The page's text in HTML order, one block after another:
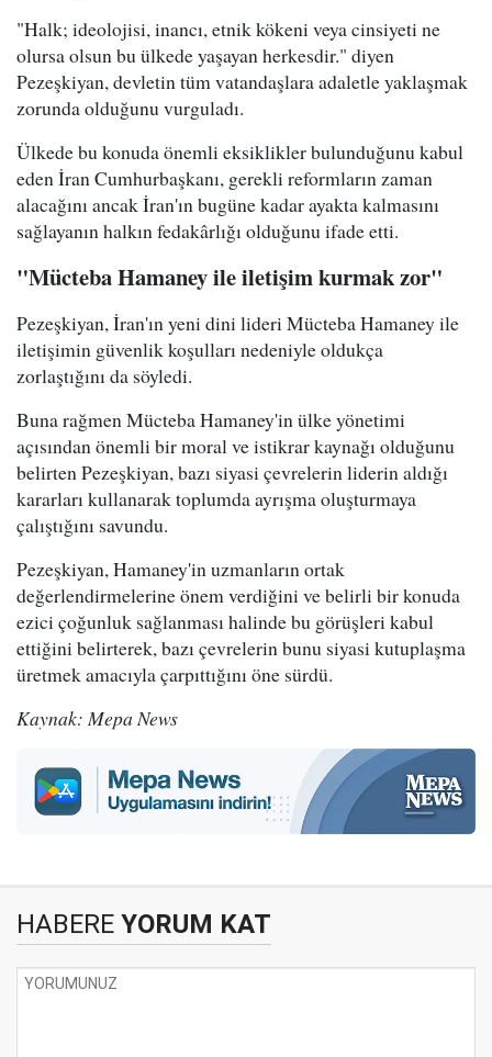
"Halk; ideolojisi, inancı, etnik kökeni veya cinsiyeti ne
olursa olsun bu ülkede yaşayan herkesdir." diyen
Pezeşkiyan, devletin tüm vatandaşlara adaletle yaklaşmak
zorunda olduğunu vurguladı.
Ülkede bu konuda önemli eksiklikler bulunduğunu kabul
eden İran Cumhurbaşkanı, gerekli reformların zaman
alacağını ancak İran'ın bugüne kadar ayakta kalmasını
sağlayanın halkın fedakârlığı olduğunu ifade etti.
"Mücteba Hamaney ile iletişim kurmak zor"
Pezeşkiyan, İran'ın yeni dini lideri Mücteba Hamaney ile
iletişimin güvenlik koşulları nedeniyle oldukça
zorlaştığını da söyledi.
Buna rağmen Mücteba Hamaney'in ülke yönetimi
açısından önemli bir moral ve istikrar kaynağı olduğunu
belirten Pezeşkiyan, bazı siyasi çevrelerin liderin aldığı
kararları kullanarak toplumda ayrışma oluşturmaya
çalıştığını savundu.
Pezeşkiyan, Hamaney'in uzmanların ortak
değerlendirmelerine önem verdiğini ve belirli bir konuda
ezici çoğunluk sağlanması halinde bu görüşleri kabul
ettiğini belirterek, bazı çevrelerin bunu siyasi kutuplaşma
üretmek amacıyla çarpıttığını öne sürdü.
Kaynak: Mepa News
HABERE YORUM KAT